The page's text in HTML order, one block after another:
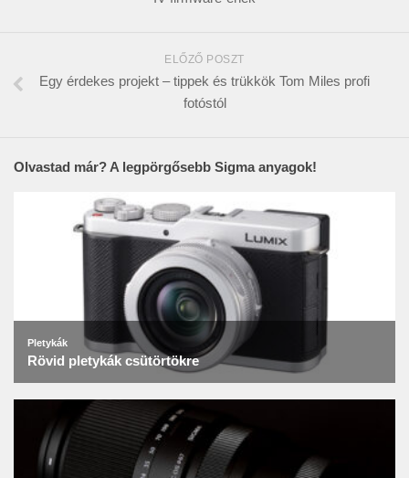
ELŐZŐ POSZT
Egy érdekes projekt – tippek és trükkök Tom Miles profi
fotóstól
Olvastad már? A legpörgősebb Sigma anyagok!